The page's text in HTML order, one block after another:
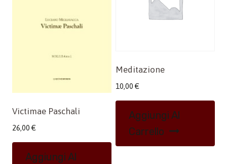
Victimae Paschali
26,00 €
Aggiungi Al
Meditazione
10,00 €
Aggiungi Al
Carrello